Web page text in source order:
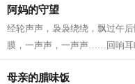
阿妈的守望
经轮声声，袅袅绕绕，飘过午
膜，一声声，一声声……回响耳
转、在空灵中婉约，阿妈转动经
母亲的腊味饭